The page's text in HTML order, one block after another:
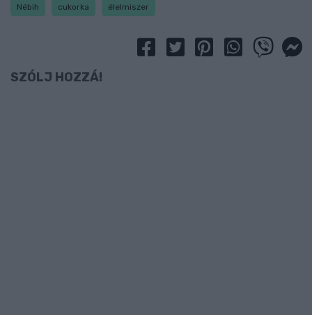
Nébih cukorka élelmiszer
SZÓLJ HOZZÁ!